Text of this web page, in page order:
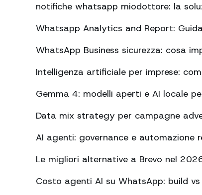
notifiche whatsapp miodottore: la
Whatsapp Analytics and Report:
WhatsApp Business sicurezza: cosa
Intelligenza artificiale per imprese:
Gemma 4: modelli aperti e AI locale
Data mix strategy per campagne
AI agenti: governance e automazione
Le migliori alternative a Brevo nel
Costo agenti AI su WhatsApp: build